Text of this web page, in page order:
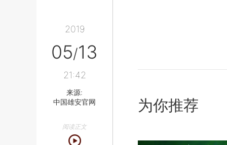
2019
05/13
21:42
来源:
中国雄安官网
阅读正文
为你推荐